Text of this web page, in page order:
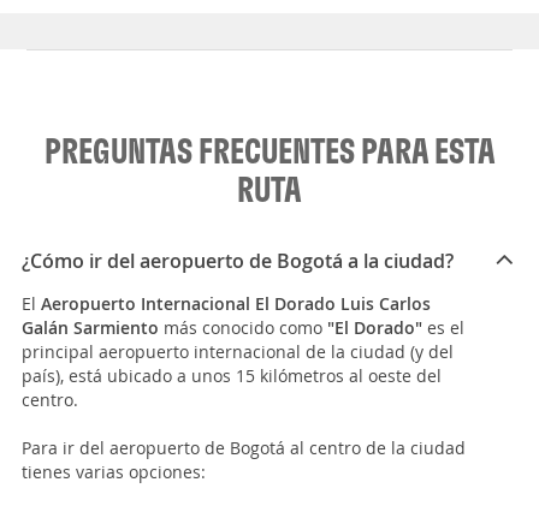
PREGUNTAS FRECUENTES PARA ESTA
RUTA
¿Cómo ir del aeropuerto de Bogotá a la ciudad?
El Aeropuerto Internacional El Dorado Luis Carlos
Galán Sarmiento más conocido como "El Dorado" es el
principal aeropuerto internacional de la ciudad (y del
país), está ubicado a unos 15 kilómetros al oeste del
centro.
Para ir del aeropuerto de Bogotá al centro de la ciudad
tienes varias opciones: